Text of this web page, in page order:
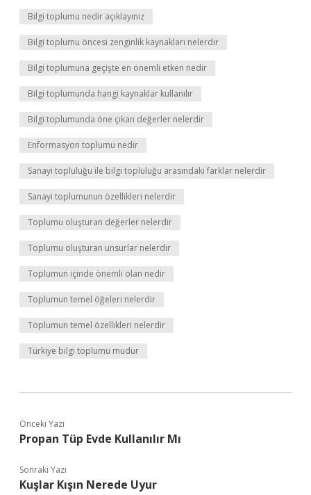
Bilgi toplumu nedir açıklayınız
Bilgi toplumu öncesi zenginlik kaynakları nelerdir
Bilgi toplumuna geçişte en önemli etken nedir
Bilgi toplumunda hangi kaynaklar kullanılır
Bilgi toplumunda öne çıkan değerler nelerdir
Enformasyon toplumu nedir
Sanayi topluluğu ile bilgi topluluğu arasındaki farklar nelerdir
Sanayi toplumunun özellikleri nelerdir
Toplumu oluşturan değerler nelerdir
Toplumu oluşturan unsurlar nelerdir
Toplumun içinde önemli olan nedir
Toplumun temel öğeleri nelerdir
Toplumun temel özellikleri nelerdir
Türkiye bilgi toplumu mudur
Önceki Yazı
Propan Tüp Evde Kullanılır Mı
Sonraki Yazı
Kuşlar Kışın Nerede Uyur